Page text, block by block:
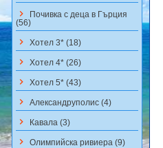
keyboard_arrow_right
Почивка с деца в Гърция
(56)
keyboard_arrow_right Хотел 3* (18)
keyboard_arrow_right Хотел 4* (26)
keyboard_arrow_right Хотел 5* (43)
keyboard_arrow_right Aлександруполис (4)
keyboard_arrow_right Кавала (3)
keyboard_arrow_right Олимпийска ривиера (9)